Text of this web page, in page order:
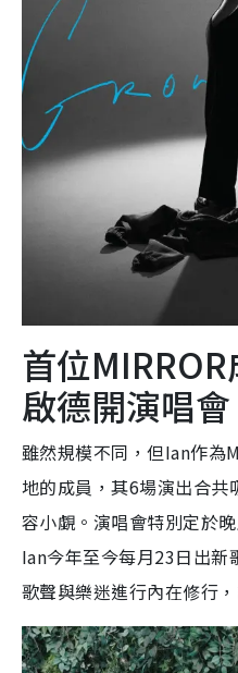
首位
啟德開演唱會
雖然規模不同，但Ian作為
地的成員，其6場演出合共
容小覷。演唱會特別定於
Ian今年至今每月23日出新
歌聲與樂迷進行內在修行